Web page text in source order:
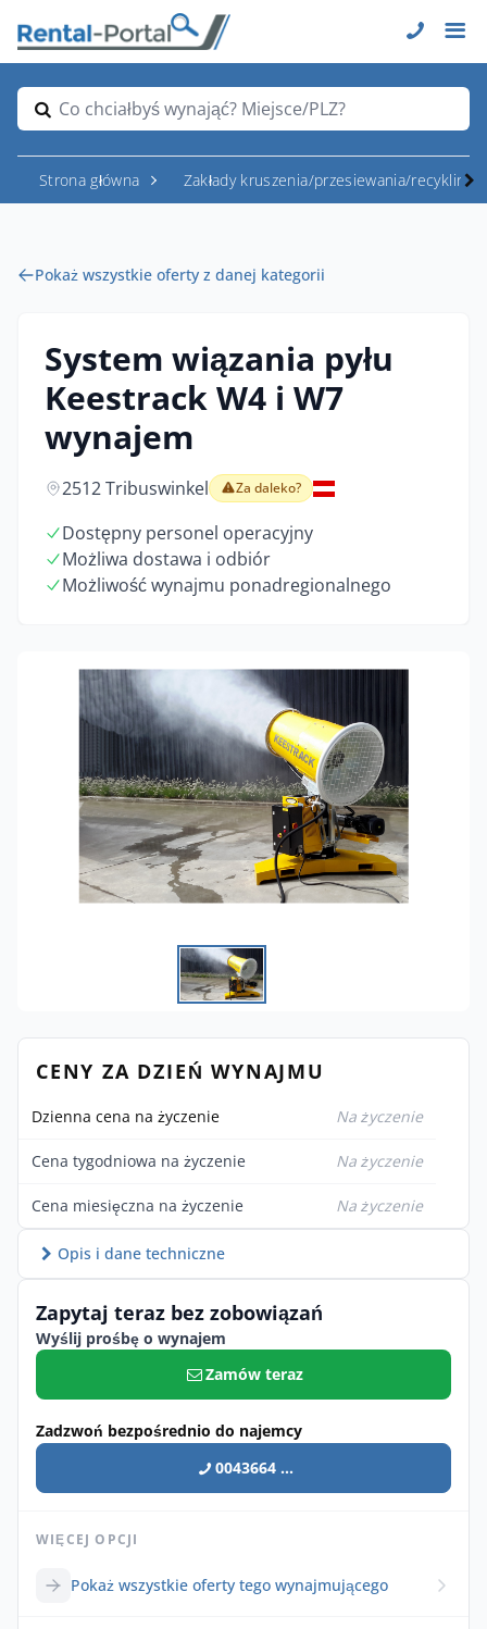
Co chciałbyś wynająć? Miejsce/PLZ?
Strona główna Zakłady kruszenia/przesiewania/recyklingu
Pokaż wszystkie oferty z danej kategorii
System wiązania pyłu
Keestrack W4 i W7
wynajem
2512 Tribuswinkel Za daleko?
Dostępny personel operacyjny
Możliwa dostawa i odbiór
Możliwość wynajmu ponadregionalnego
CENY ZA DZIEŃ WYNAJMU
Dzienna cena na życzenie Na życzenie
Cena tygodniowa na życzenie Na życzenie
Cena miesięczna na życzenie Na życzenie
Opis i dane techniczne
Zapytaj teraz bez zobowiązań
Wyślij prośbę o wynajem
Zamów teraz
Zadzwoń bezpośrednio do najemcy
0043664 ...
WIĘCEJ OPCJI
Pokaż wszystkie oferty tego wynajmującego